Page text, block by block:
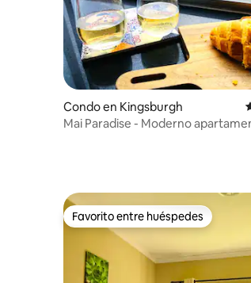
Condo en Kingsburgh
Mai Paradise - Moderno
Favorito entre huéspedes
Favorito entre huéspedes